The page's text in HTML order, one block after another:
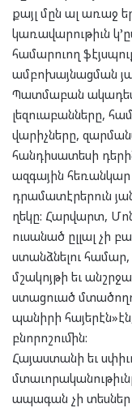
քայլ մըն ալ առաջ
կառավարութիւն
համարուող
ամբոխայնացման
Պատմաբան
լեզուաբանները,
վարիչները,
հանդիսատեսի
ազգային հեռանկար
դրամատէրերուն
ղեկը: Հարվարտ,
ուսանած ըլլալ չի
ստանձնելու
մշակոյթի եւ
ստացուած
պանիրի
բնորոշումին:
Հայաստանի եւ
ապագան չի